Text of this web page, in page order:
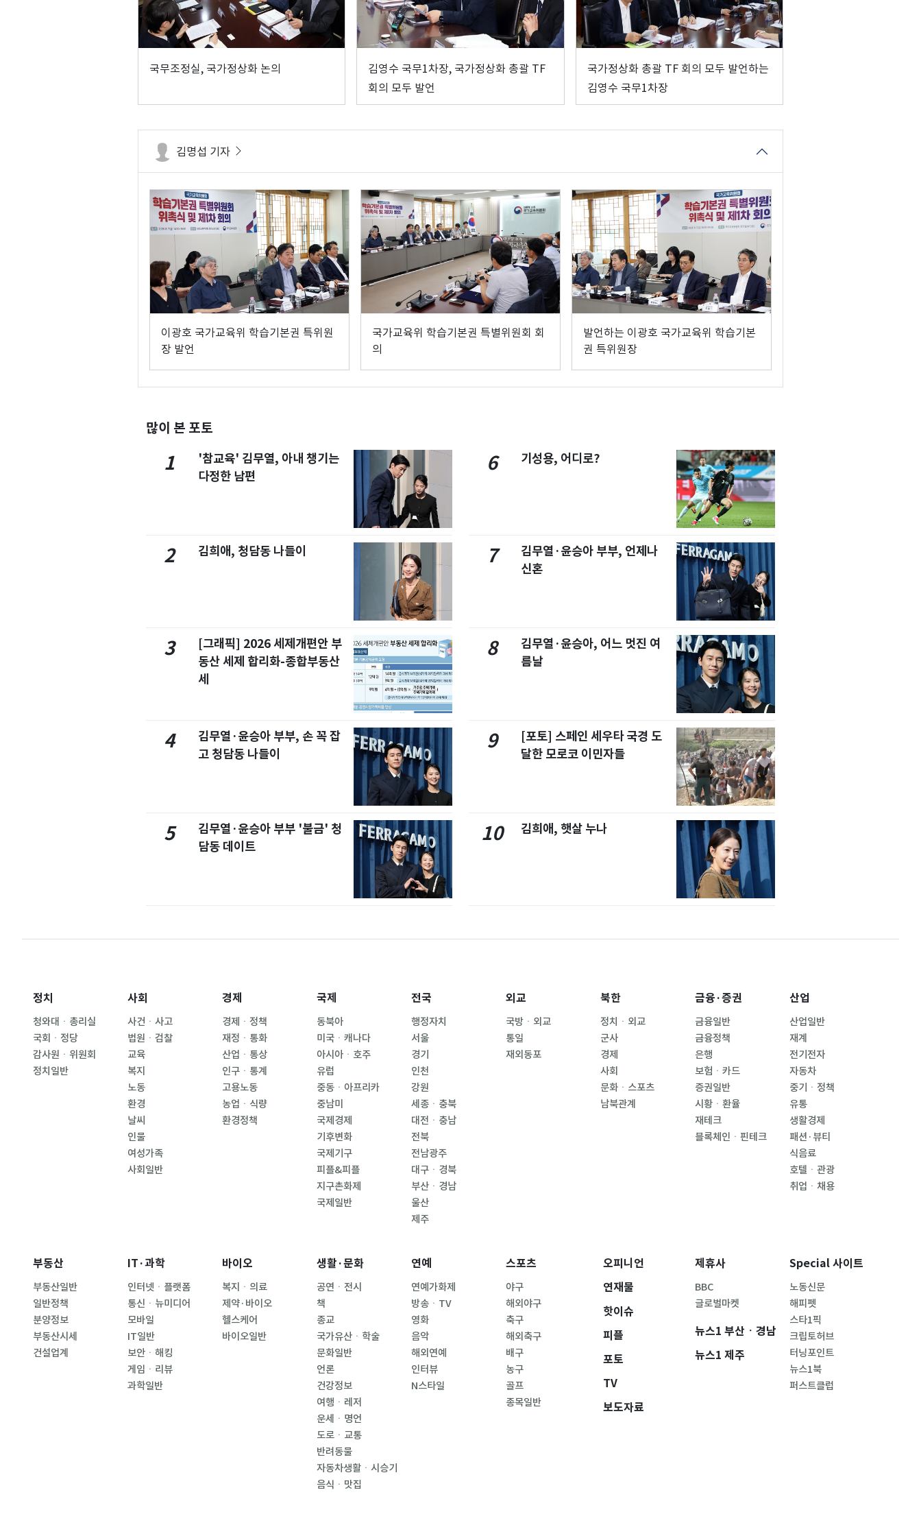
국무조정실, 국가정상화 논의
김영수 국무1차장, 국가정상화 총괄 TF
회의 모두 발언
국가정상화 총괄 TF 회의 모두 발언하는
김영수 국무1차장
김명섭 기자
이광호 국가교육위 학습기본권 특위원
장 발언
국가교육위 학습기본권 특별위원회 회
의
발언하는 이광호 국가교육위 학습기본
권 특위원장
많이 본 포토
1
'참교육' 김무열, 아내 챙기는
다정한 남편
2 김희애, 청담동 나들이
3
[그래픽] 2026 세제개편안 부
동산 세제 합리화-종합부동산
세
4
김무열·윤승아 부부, 손 꼭 잡
고 청담동 나들이
5
김무열·윤승아 부부 '불금' 청
담동 데이트
6 기성용, 어디로?
7
김무열·윤승아 부부, 언제나
신혼
8
김무열·윤승아, 어느 멋진 여
름날
9
[포토] 스페인 세우타 국경 도
달한 모로코 이민자들
10 김희애, 햇살 누나
정치
청와대ㆍ총리실
국회ㆍ정당
감사원ㆍ위원회
정치일반
사회
사건ㆍ사고
법원ㆍ검찰
교육
복지
노동
환경
날씨
인물
여성가족
사회일반
경제
경제ㆍ정책
재정ㆍ통화
산업ㆍ통상
인구ㆍ통계
고용노동
농업ㆍ식량
환경정책
국제
동북아
미국ㆍ캐나다
아시아ㆍ호주
유럽
중동ㆍ아프리카
중남미
국제경제
기후변화
국제기구
피플&피플
지구촌화제
국제일반
전국
행정자치
서울
경기
인천
강원
세종ㆍ충북
대전ㆍ충남
전북
전남광주
대구ㆍ경북
부산ㆍ경남
울산
제주
외교
국방ㆍ외교
통일
재외동포
북한
정치ㆍ외교
군사
경제
사회
문화ㆍ스포츠
남북관계
금융·증권
금융일반
금융정책
은행
보험ㆍ카드
증권일반
시황ㆍ환율
재테크
블록체인ㆍ핀테크
산업
산업일반
재계
전기전자
자동차
중기ㆍ정책
유통
생활경제
패션·뷰티
식음료
호텔ㆍ관광
취업ㆍ채용
부동산
부동산일반
일반정책
분양정보
부동산시세
건설업계
IT·과학
인터넷ㆍ플랫폼
통신ㆍ뉴미디어
모바일
IT일반
보안ㆍ해킹
게임ㆍ리뷰
과학일반
바이오
복지ㆍ의료
제약·바이오
헬스케어
바이오일반
생활·문화
공연ㆍ전시
책
종교
국가유산ㆍ학술
문화일반
언론
건강정보
여행ㆍ레저
운세ㆍ명언
도로ㆍ교통
반려동물
자동차생활ㆍ시승기
음식ㆍ맛집
연예
연예가화제
방송ㆍTV
영화
음악
해외연예
인터뷰
N스타일
스포츠
야구
해외야구
축구
해외축구
배구
농구
골프
종목일반
오피니언
연재물
핫이슈
피플
포토
TV
보도자료
제휴사
BBC
글로벌마켓
뉴스1 부산ㆍ경남
뉴스1 제주
Special 사이트
노동신문
해피펫
스타1픽
크립토허브
터닝포인트
뉴스1북
퍼스트클럽